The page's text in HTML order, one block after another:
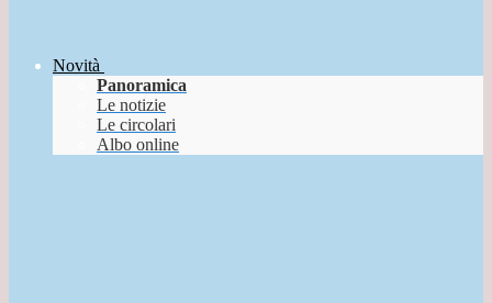
Novità
Panoramica
Le notizie
Le circolari
Albo online